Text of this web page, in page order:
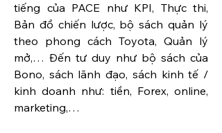
tiếng của PACE như KPI, Thực thi,
Bản đồ chiến lược, bộ sách quản lý
theo phong cách Toyota, Quản lý
mở,… Đến tư duy như bộ sách của
Bono, sách lãnh đạo, sách kinh tế /
kinh doanh như: tiền, Forex, online,
marketing,…